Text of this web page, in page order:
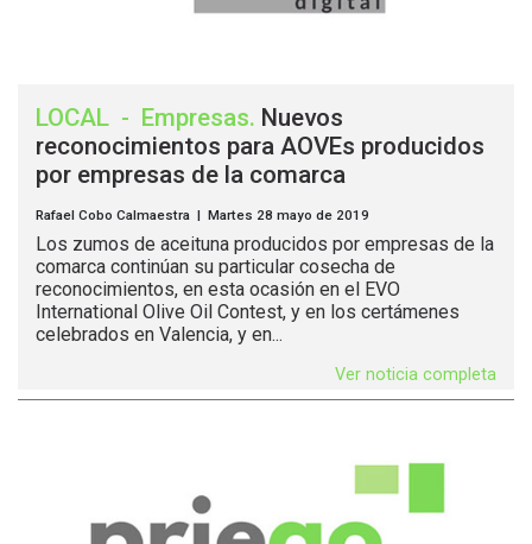
LOCAL - Empresas. Nuevos
reconocimientos para AOVEs producidos
por empresas de la comarca
Rafael Cobo Calmaestra | Martes 28 mayo de 2019
Los zumos de aceituna producidos por empresas de la
comarca continúan su particular cosecha de
reconocimientos, en esta ocasión en el EVO
International Olive Oil Contest, y en los certámenes
celebrados en Valencia, y en...
Ver noticia completa